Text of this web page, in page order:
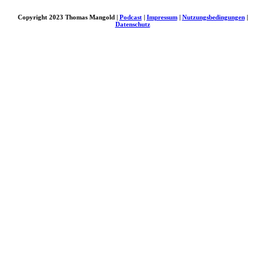
Copyright 2023 Thomas Mangold | Podcast| Impressum| Nutzungsbedingungen|
Datenschutz